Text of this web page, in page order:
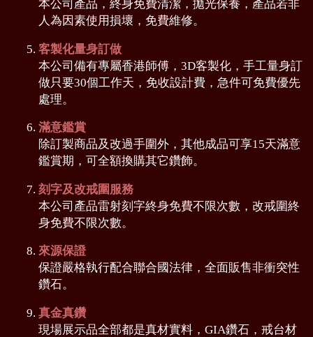
本公司產品，終身免費清潔，拋光保養，產品若非
人為因素使用損壞，免費維修。
客製化量身訂做
本公司備有專屬香港師傅，3D客製化，手工量身訂
做只要30個工作天，免收設計費，急件可免費優先
處理。
滿意鑑賞
除訂製商品及改過手圍外，其他成品可享15天滿意
鑑賞期，可全額換購其它鑽飾。
刻字及改戒圍服務
本公司產品雷射刻字終身免費不限次數，改戒圍終
身免費不限次數。
來源保證
保證嚴格執行配合聯合國法律，全面販售非衝突性
鑽石。
真金真鑽
現場展示品全部都是真材實料，GIA鑽石，戒台材